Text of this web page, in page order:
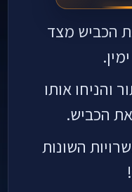
הכביש מצד
והניחו אותו
הכביש.
השונות